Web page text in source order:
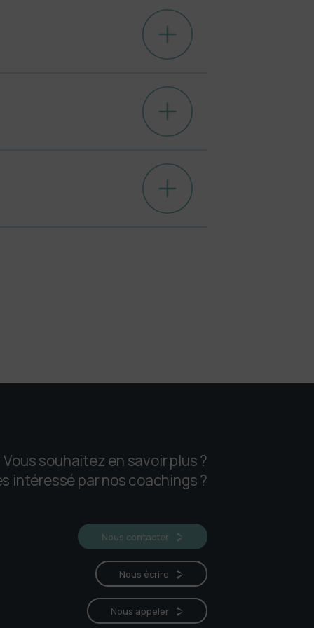
Vous souhaitez en savoir plus ?
intéressé par nos coachings ?
Nous contacter
Nous écrire
Nous appeler